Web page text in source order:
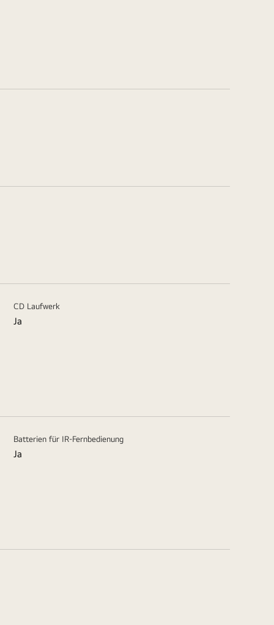
CD Laufwerk
Ja
Batterien für IR-Fernbedienung
Ja